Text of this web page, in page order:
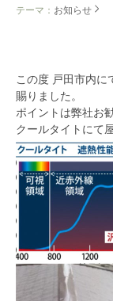
テーマ： お知らせ
この度 戸田市内に
賜りました。
ポイントは弊社お
クールタイトにて